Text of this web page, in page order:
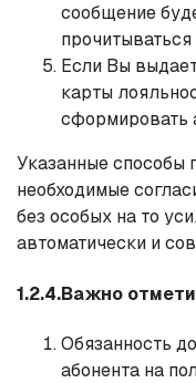
сообщение
Если Вы
карты
сформировать
Указанные способы
необходимые
без особых на то
автоматически и
1.2.4.Важно
Обязанность
абонента на